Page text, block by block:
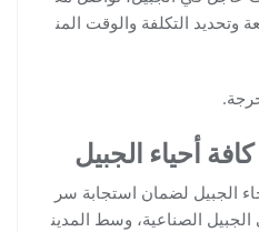
وتحديد التكلفة والوقت المن
أحياء الجبيل
الجبيل لضمان استجابة سر
الصناعية، وسط المدين